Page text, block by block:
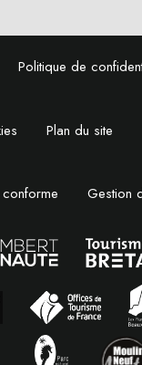
Politique de
Plan du site
Gestion